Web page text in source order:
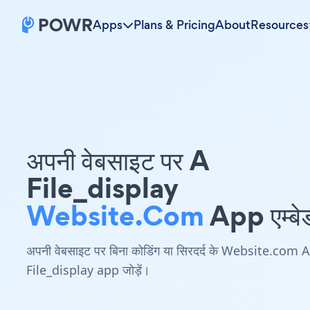
Apps Plans & PricingAboutResources
अपनी वेबसाइट पर A
File_display
Website.comApp
अपनी वेबसाइट पर बिना कोडिंग या सिरदर्द के Website.com A
File_display app जोड़ें।